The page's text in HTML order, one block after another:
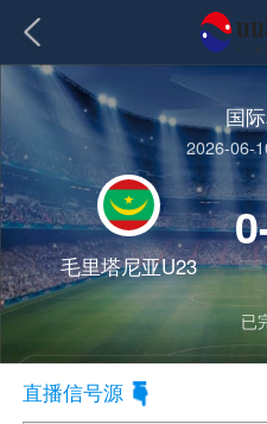
国
2026-06-
毛里塔尼亚U23
已
直播信号源